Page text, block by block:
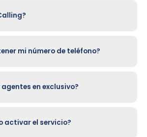
mi número de teléfono?
agentes en exclusivo?
activar el servicio?